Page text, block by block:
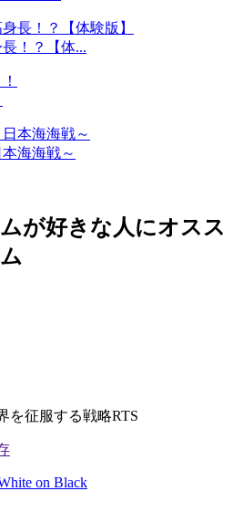
！？【体...
海海戦～
が好きな人にオスス
を征服する戦略RTS